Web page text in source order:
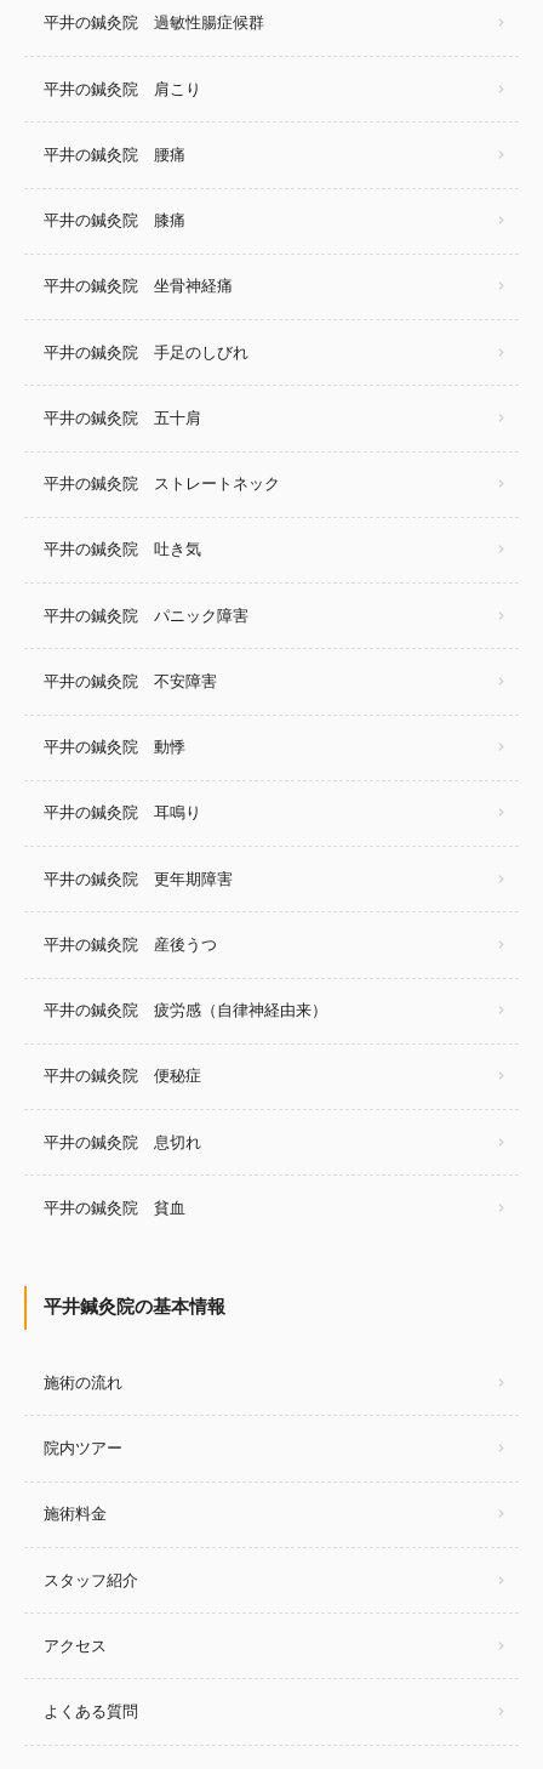
平井の鍼灸院 過敏性腸症候群
平井の鍼灸院 肩こり
平井の鍼灸院 腰痛
平井の鍼灸院 膝痛
平井の鍼灸院 坐骨神経痛
平井の鍼灸院 手足のしびれ
平井の鍼灸院 五十肩
平井の鍼灸院 ストレートネック
平井の鍼灸院 吐き気
平井の鍼灸院 パニック障害
平井の鍼灸院 不安障害
平井の鍼灸院 動悸
平井の鍼灸院 耳鳴り
平井の鍼灸院 更年期障害
平井の鍼灸院 産後うつ
平井の鍼灸院 疲労感（自律神経由来）
平井の鍼灸院 便秘症
平井の鍼灸院 息切れ
平井の鍼灸院 貧血
平井鍼灸院の基本情報
施術の流れ
院内ツアー
施術料金
スタッフ紹介
アクセス
よくある質問